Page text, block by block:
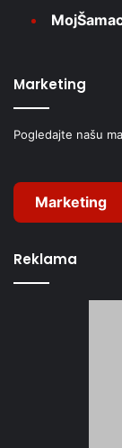
Marketing
Pogledajte našu
Marketing
Reklama